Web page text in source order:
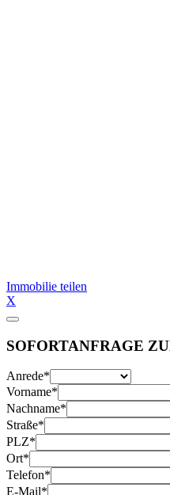
Immobilie teilen
X
SOFORTANFRAGE
Anrede*
Vorname*
Nachname*
Straße*
PLZ*
Ort*
Telefon*
E-Mail*